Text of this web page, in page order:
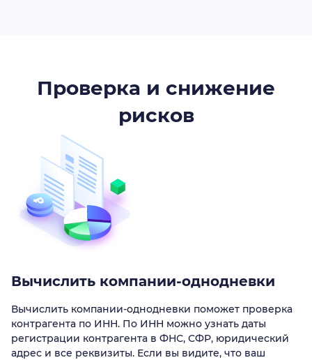
Проверка и снижение
рисков
Вычислить компании-однодневки
Вычислить компании-однодневки поможет проверка
контрагента по ИНН. По ИНН можно узнать даты
регистрации контрагента в ФНС, СФР, юридический
адрес и все реквизиты. Если вы видите, что ваш